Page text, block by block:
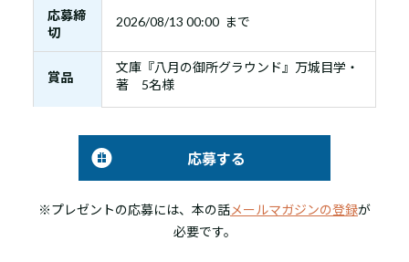
応募締
切
2026/08/13 00:00 まで
賞品
文庫『八月の御所グラウンド』万城目学・
著 5名様
応募する
※プレゼントの応募には、本の話メールマガジンの登録が
必要です。